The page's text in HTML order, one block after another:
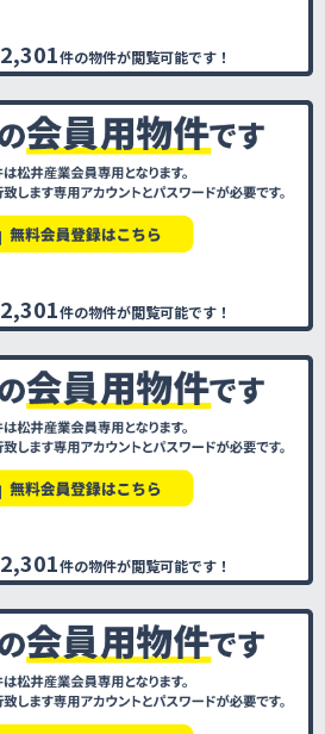
2,301件の物件が閲覧可能です！
2,301件の物件が閲覧可能です！
2,301件の物件が閲覧可能です！